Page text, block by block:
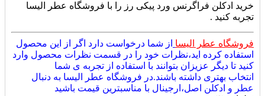
خرید ادکلن فراگرنس ورد پیکی رز را با فروشگاه عطر الیسا
تجربه کنید .
فروشگاه عطر الیسا از شما درخواست دارد اگر از این محصول
استفاده کرده اید،نظرات خود را در قسمت نظرات محصول وارد
کنید تا دیگر عزیزان بتوانند با استفاده از تجربه ی شما
انتخاب بهتری داشته باشند.در فروشگاه عطر الیسا به دنبال
عطر و ادکلن اصل،ارجینال با مناسبترین قیمت باشید